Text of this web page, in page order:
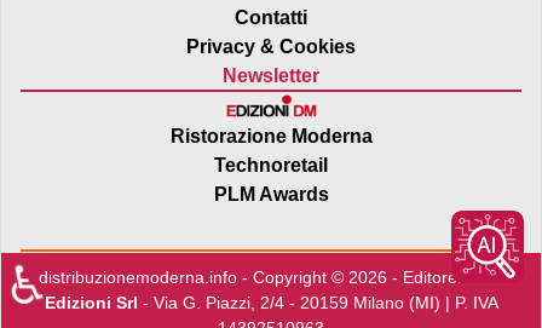
Contatti
Privacy & Cookies
Newsletter
Ristorazione Moderna
Technoretail
PLM Awards
distribuzionemoderna.info - Copyright © 2026 - Editore:Edra
Edizioni Srl - Via G. Piazzi, 2/4 - 20159 Milano (MI) | P. IVA